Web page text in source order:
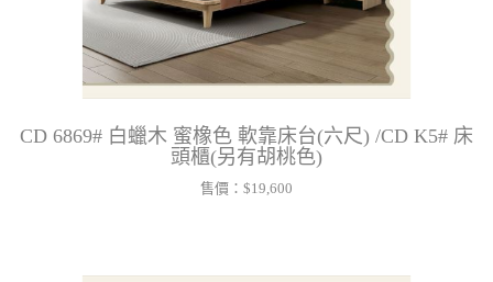
CD 6869# 白蠟木 蜜橡色 軟靠床台(六尺) /CD K5# 床
頭櫃(另有胡桃色)
售價： $19,600